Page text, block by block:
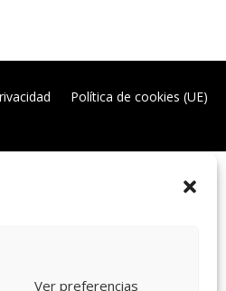
Ver preferencias
Política de cookies (UE)